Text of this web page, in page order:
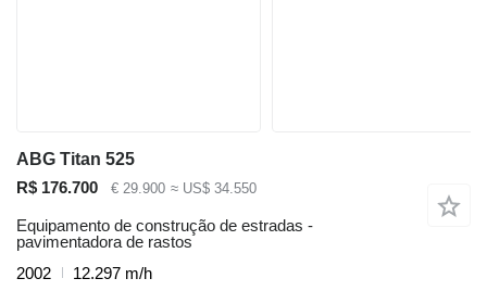
ABG Titan 525
R$ 176.700
€ 29.900 ≈ US$ 34.550
Equipamento de construção de estradas -
pavimentadora de rastos
2002
12.297 m/h